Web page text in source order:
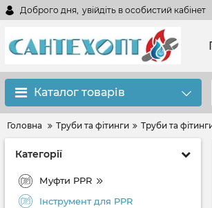
Доброго дня, увійдіть в особистий кабінет
Каталог товарів
Головна Труби та фітинги Труби та
Категорії
Муфти PPR
Інструмент для PPR